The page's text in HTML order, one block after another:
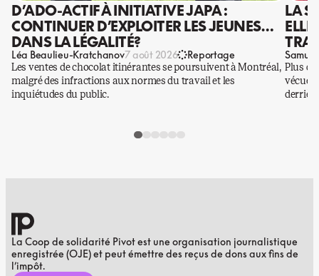
D’ADO-ACTIF À INITIATIVE JAPA :
CONTINUER D’EXPLOITER LES JEUNES…
DANS LA LÉGALITÉ?
Léa Beaulieu-Kratchanov7 août 2026 Reportage
Les ventes de chocolat itinérantes se poursuivent à Montréal,
malgré des infractions aux normes du travail et les
inquiétudes du public.
LA
Plus
vécues
La Coop de solidarité Pivot est une organisation journalistique
enregistrée (OJE) et peut émettre des reçus de dons aux fins de
l’impôt.